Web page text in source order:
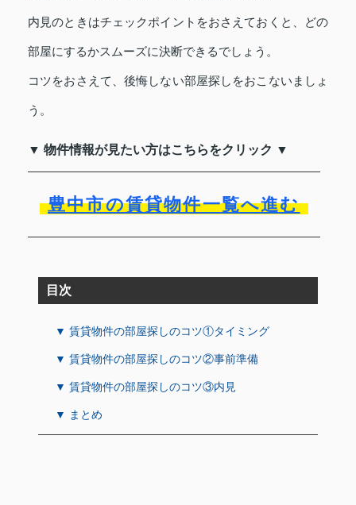
内見のときはチェックポイントをおさえておくと、どの
部屋にするかスムーズに決断できるでしょう。
コツをおさえて、後悔しない部屋探しをおこないましょ
う。
▼ 物件情報が見たい方はこちらをクリック ▼
豊中市の賃貸物件一覧へ進む
目次
▼ 賃貸物件の部屋探しのコツ①タイミング
▼ 賃貸物件の部屋探しのコツ②事前準備
▼ 賃貸物件の部屋探しのコツ③内見
▼ まとめ